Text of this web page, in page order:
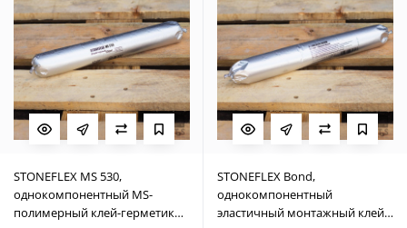
STONEFLEX MS 530,
однокомпонентный MS-
полимерный клей-герметик
STONEFLEX Bond,
однокомпонентный
эластичный монтажный клей